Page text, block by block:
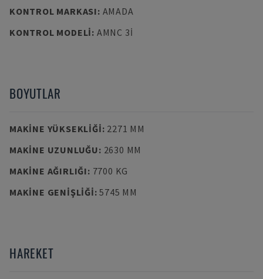
KONTROL MARKASI: AMADA
KONTROL MODELI: AMNC 3I
BOYUTLAR
MAKINE YÜKSEKLIĞI: 2271 MM
MAKINE UZUNLUĞU: 2630 MM
MAKINE AĞIRLIĞI: 7700 KG
MAKINE GENIŞLIĞI:5745 MM
HAREKET